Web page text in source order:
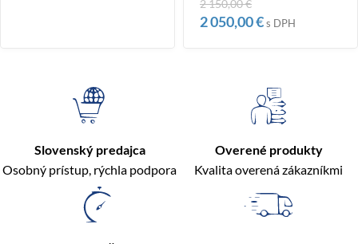
2 150,00€
2 050,00€s DPH
Slovenský predajca
Osobný prístup, rýchla podpora
Overené produkty
Kvalita overená zákazníkmi